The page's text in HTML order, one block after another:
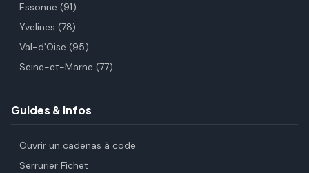
Essonne (91)
Yvelines (78)
Val-d'Oise (95)
Seine-et-Marne (77)
Guides & infos
Ouvrir un cadenas à code
Serrurier Fichet